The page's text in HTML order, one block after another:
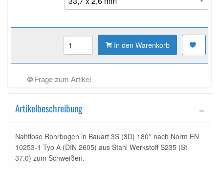
In den Warenkorb
Frage zum Artikel
Artikelbeschreibung
Nahtlose Rohrbogen in Bauart 3S (3D) 180° nach Norm EN
10253-1 Typ A (DIN 2605) aus Stahl Werkstoff S235 (St
37.0) zum Schweißen.